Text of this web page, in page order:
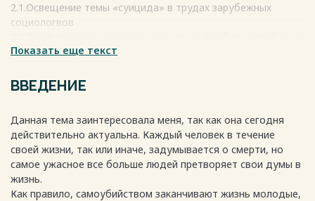
2.1.Освещение темы «суицида» в трудах зарубежных
социологвов
Заключение
Весь текст будет доступен
Показать еще текст
ВВЕДЕНИЕ
Данная тема заинтересовала меня, так как она сегодня
действительно актуальна. Каждый человек в течение
своей жизни, так или иначе, задумывается о смерти, но
самое ужасное все больше людей претворяет свои думы в
жизнь.
Как правило, самоубийством заканчивают жизнь молодые,